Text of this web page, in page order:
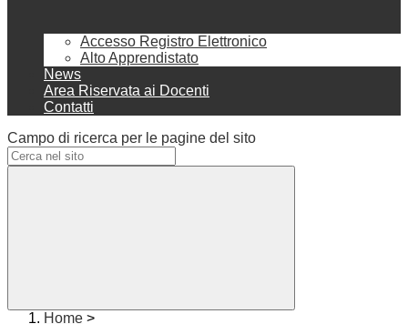
Accesso Registro Elettronico
Alto Apprendistato
News
Area Riservata ai Docenti
Contatti
Campo di ricerca per le pagine del sito
Home >